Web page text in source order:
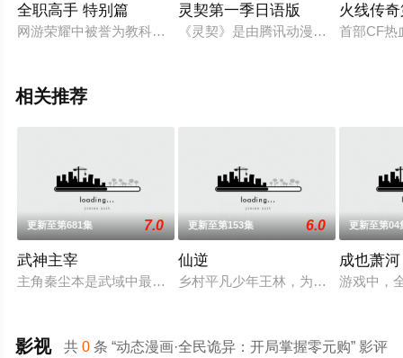
全职高手 特别篇
网游荣耀中被誉为教科书级别的顶尖高手叶修，因为种种原因
灵契第一季日语版
《灵契》是由腾讯动漫、绘梦动画
火线传
首部CF热
相关推荐
更新至第681集 7.0
武神主宰
主角秦尘本是武域中最顶尖的天才强者，却遭歹人暗算，陨落
更新至第153集 6.0
仙逆
乡村平凡少年王林，为了心中不屈的
更新至第04
成也萧河
游戏中，
共0 条 “动态漫画·全民诡异：开局掌握零元购” 影评
影视